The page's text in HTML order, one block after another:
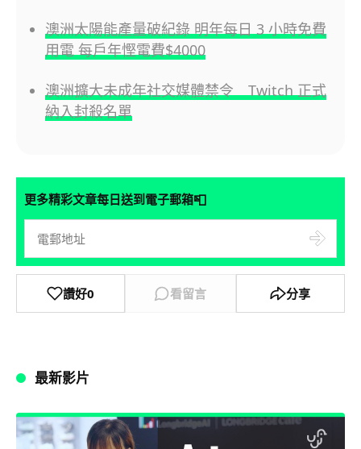
澳洲太陽能產量破紀錄 明年每日 3 小時免費
用電 每戶年慳電費$4000
澳洲擴大未成年社交媒體禁令 Twitch 正式
納入封殺名單
更多精彩文章每日送到電子郵箱📮
讚好0 看留言 分享
最新影片